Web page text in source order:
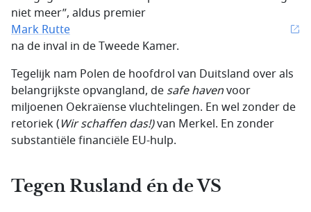
niet meer”, aldus premier
Mark Rutte
na de inval in de Tweede Kamer.
Tegelijk nam Polen de hoofdrol van Duitsland over als
belangrijkste opvangland, de safe havenvoor
miljoenen Oekraïense vluchtelingen. En wel zonder de
retoriek (Wir schaffen das!)van Merkel. En zonder
substantiële financiële EU-hulp.
Tegen Rusland én de VS